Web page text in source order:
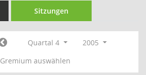
Sitzungen
Quartal 4
2005
Gremium auswählen